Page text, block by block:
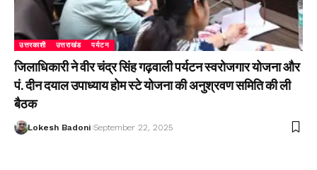
उत्तरकाशी उत्तराखंड पर्यटन
जिलाधिकारी ने वीर चंद्र सिंह गढ़वाली पर्यटन स्वरोजगार योजना और
पं. दीन दयाल उपाध्याय होम स्टे योजना की अनुश्रवण समिति की ली
बैठक
Lokesh Badoni September 22, 2025